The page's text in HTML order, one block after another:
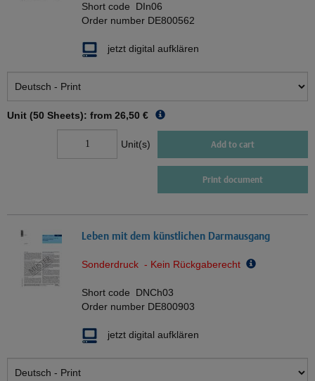
Short code DIn06
Order number DE800562
jetzt digital aufklären
Unit (50 Sheets): from 26,50 €
Unit(s) Add to cart
Print document
Leben mit dem künstlichen Darmausgang
Sonderdruck - Kein Rückgaberecht
Short code DNCh03
Order number DE800903
jetzt digital aufklären